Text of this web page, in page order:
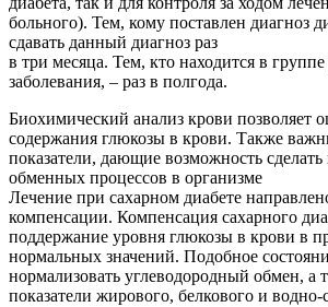
больного). Тем, кому поставлен диагноз
сдавать данный диагноз раз
в три месяца. Тем, кто находится в
заболевания, – раз в полгода.
Биохимический анализ крови позволяет
содержания глюкозы в крови. Также
показатели, дающие возможность
обменных процессов в организме
Лечение при сахарном диабете
компенсации. Компенсация сахарного
поддержание уровня глюкозы в крови в
нормальных значений. Подобное
нормализовать углеводородный обмен, а
показатели жирового, белкового и водно-